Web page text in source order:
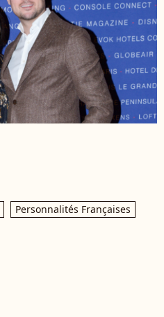
Personnalités Françaises